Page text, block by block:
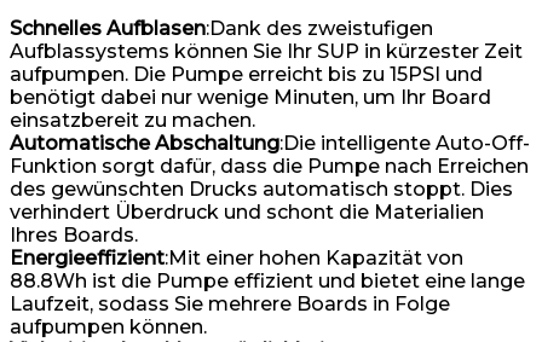
Schnelles Aufblasen:Dank des zweistufigen
Aufblassystems können Sie Ihr SUP in kürzester Zeit
aufpumpen. Die Pumpe erreicht bis zu 15PSI und
benötigt dabei nur wenige Minuten, um Ihr Board
einsatzbereit zu machen.
Automatische Abschaltung:Die intelligente Auto-Off-
Funktion sorgt dafür, dass die Pumpe nach Erreichen
des gewünschten Drucks automatisch stoppt. Dies
verhindert Überdruck und schont die Materialien
Ihres Boards.
Energieeffizient:Mit einer hohen Kapazität von
88.8Wh ist die Pumpe effizient und bietet eine lange
Laufzeit, sodass Sie mehrere Boards in Folge
aufpumpen können.